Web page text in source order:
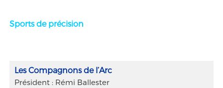
Sports de précision
Les Compagnons de l’Arc
Président : Rémi Ballester